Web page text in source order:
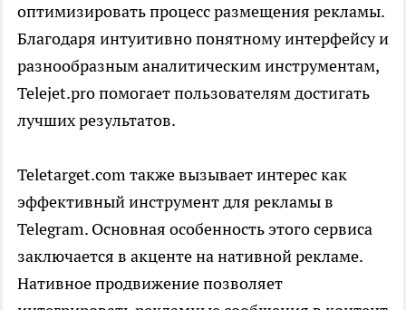
оптимизировать процесс размещения рекламы.
Благодаря интуитивно понятному интерфейсу и
разнообразным аналитическим инструментам,
Telejet.pro помогает пользователям достигать
лучших результатов.
Teletarget.com также вызывает интерес как
эффективный инструмент для рекламы в
Telegram. Основная особенность этого сервиса
заключается в акценте на нативной рекламе.
Нативное продвижение позволяет